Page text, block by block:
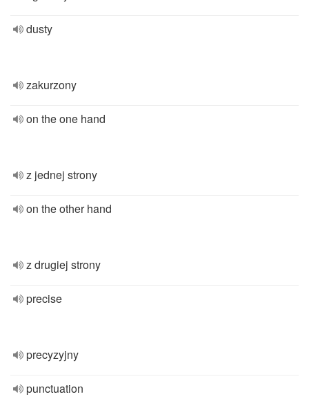
dusty
zakurzony
on the one hand
z jednej strony
on the other hand
z drugiej strony
precise
precyzyjny
punctuation